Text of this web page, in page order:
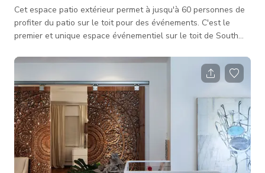
Cet espace patio extérieur permet à jusqu'à 60 personnes de
profiter du patio sur le toit pour des événements. C'est le
premier et unique espace événementiel sur le toit de South
aux tables de la salle de conférence permettra un espace de
réunion supplémentaire ! Pour les journées ensoleillées, le toit
est équipé d'un pare-soleil qui offrira de l'ombre fraîche à vos
invités.